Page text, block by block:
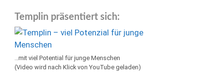
Templin präsentiert sich:
…mit viel Potential für junge Menschen
(Video wird nach Klick von YouTube geladen)